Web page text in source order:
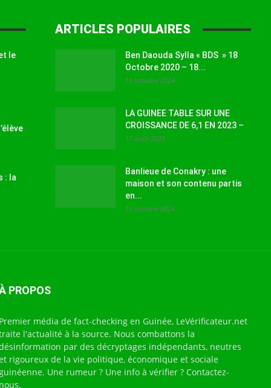
le
: la
ARTICLES POPULAIRES
Ben Daouda Sylla « BDS » 18
Octobre 2020 – 18...
18 octobre 2024
LA GUINEE TABLE SUR UNE
CROISSANCE DE 6,1 EN 2023 –
17 août 2023
Banlieue de Conakry : une
maison et son contenu partis
en...
16 octobre 2024
PROPOS
Premier média de fact-checking en Guinée, LeVérificateur.net
l'actualité à la source. Nous combattons la
par des décryptages indépendants, neutres
rigoureux de la vie politique, économique et sociale
Une rumeur ? Une info à vérifier ? Contactez-
nous.